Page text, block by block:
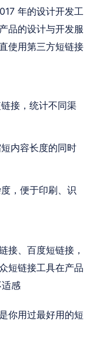
年的设计开发工
品的设计与开发服
使用第三方短链接
接，统计不同渠
内容长度的同时
，便于印刷、识
接、百度短链接，
短链接工具在产品
感
你用过最好用的短